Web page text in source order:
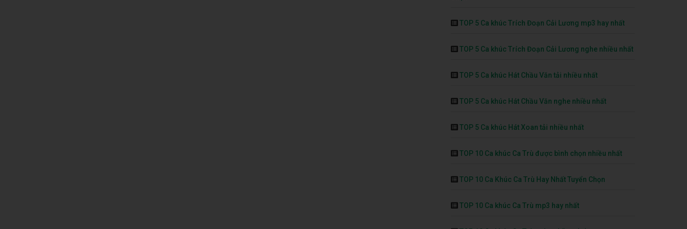
TOP 5 Ca khúc Trích Đoạn Cải Lương mp3 hay nhất
TOP 5 Ca khúc Trích Đoạn Cải Lương nghe nhiều nhất
TOP 5 Ca khúc Hát Chầu Văn tải nhiều nhất
TOP 5 Ca khúc Hát Chầu Văn nghe nhiều nhất
TOP 5 Ca khúc Hát Xoan tải nhiều nhất
TOP 10 Ca khúc Ca Trù được bình chọn nhiều nhất
TOP 10 Ca Khúc Ca Trù Hay Nhất Tuyển Chọn
TOP 10 Ca khúc Ca Trù mp3 hay nhất